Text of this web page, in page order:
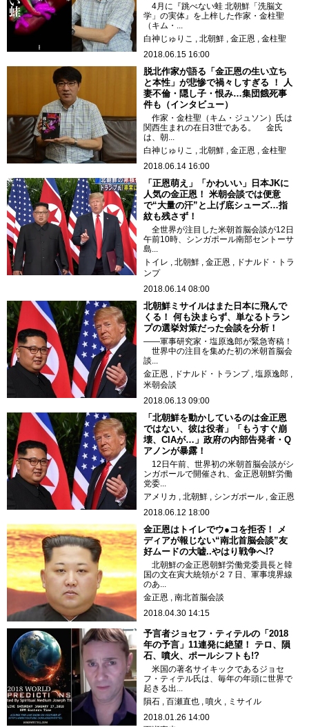
4月に『跳べない蛙 北朝鮮「洗脳文
学」の実体』を上梓した作家・金柱聖
（キム・...
白神じゅりこ
北朝鮮 金正恩
金柱聖
2018.06.15 16:00
脱北作家が語る「金正恩の生い立ち
と本性」が悲惨で禍々しすぎる ！ 人
妻不倫・隠し子・恨み…集団餓死事
件も（インタビュー）
作家・金柱聖（キム・ジュソン）氏は
関西生まれの在日3世である。 金氏
は、朝...
白神じゅりこ
北朝鮮 金正恩
金柱聖
2018.06.14 16:00
「正恩萌え」「かわいい」日本JKに
人気の金正恩！ 米朝会談では便意
で“大量の汗”と上げ底シューズ…指
紋も残さず！
全世界が注目した米朝首脳会談が12日
午前10時、シンガポール南部セントーサ
島...
トイレ
北朝鮮 金正恩
ドナルド・トラ
ンプ
2018.06.14 08:00
北朝鮮ミサイルはまた日本に飛んで
くる！ 何も決まらず、単なるトラン
プの選挙対策だった会談を分析！
――軍事研究家・塩原逸郎が緊急寄稿！
世界中の注目を集めた初の米朝首脳会
談...
金正恩
ドナルド・トランプ
塩原逸郎
米朝会談
2018.06.13 09:00
「北朝鮮を動かしているのは金正恩
ではない、彼は役者」「もうすぐ崩
壊、CIAが…」政府の内部告発者・Q
アノンが暴露！
12日午前、世界初の米朝首脳会談がシ
ンガポールで開催され、金正恩朝鮮労働
党委...
アメリカ
北朝鮮 シンガポール
金正恩
2018.06.12 18:00
金正恩はトイレでウ●コを拒否！ メ
ディアが報じない“南北首脳会談”友
好ムードの大嘘..やはり戦争へ!?
北朝鮮の金正恩朝鮮労働党委員長と韓
国の文在寅大統領が２７日、軍事境界線
のあ...
金正恩
南北首脳会談
2018.04.30 14:15
予言者ジョセフ・ティテルの「2018
年の予言」11連発に絶望！ テロ、隕
石、噴火、ポールシフトも!?
米国の著名サイキックであるジョセ
フ・ティテル氏は、毎年の年頭に世界で
起きる出...
隕石
百瀬直也 噴火
ミサイル
2018.01.26 14:00